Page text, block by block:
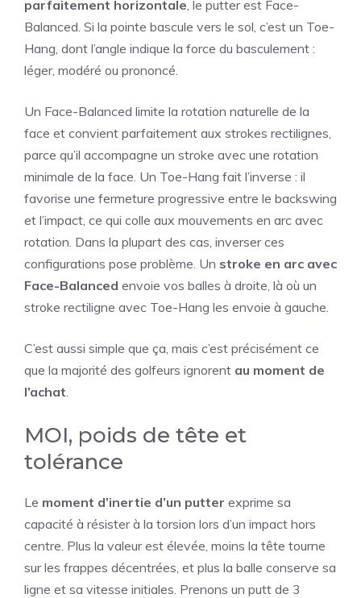
parfaitement horizontale , le putter est Face-
Balanced. Si la pointe bascule vers le sol, c’est un Toe-
Hang, dont l’angle indique la force du basculement :
léger, modéré ou prononcé.
Un Face-Balanced limite la rotation naturelle de la
face et convient parfaitement aux strokes rectilignes,
parce qu’il accompagne un stroke avec une rotation
minimale de la face. Un Toe-Hang fait l’inverse : il
favorise une fermeture progressive entre le backswing
et l’impact, ce qui colle aux mouvements en arc avec
rotation. Dans la plupart des cas, inverser ces
configurations pose problème. Un stroke en arc avec
Face-Balanced envoie vos balles à droite, là où un
stroke rectiligne avec Toe-Hang les envoie à gauche.
C’est aussi simple que ça, mais c’est précisément ce
que la majorité des golfeurs ignorent au moment de
l’achat
MOI, poids de tête et
tolérance
Le moment d’inertie d’un putter exprime sa
capacité à résister à la torsion lors d’un impact hors
centre. Plus la valeur est élevée, moins la tête tourne
sur les frappes décentrées, et plus la balle conserve sa
ligne et sa vitesse initiales. Prenons un putt de 3